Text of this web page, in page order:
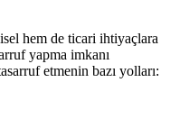
hem de ticari ihtiyaçlara
yapma imkanı
etmenin bazı yolları: